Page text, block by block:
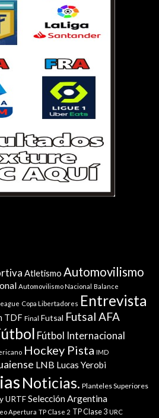
Atletismo Automovilismo
Automovilismo Nacional Balance
Copa Libertadores Entrevista
TDF Final Futsal Futsal AFA
Fútbol Internacional
Hockey Pista IMD
LNB Lucas Yerobi
Noticias. Planteles Superiores
URTFSelección Argentina
Apertura TP Clase 2 TP Clase 3 URC